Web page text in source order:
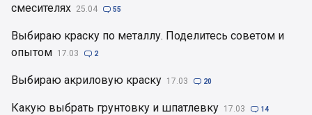
смесителях 25.04  55
Выбираю краску по металлу. Поделитесь советом и
опытом 17.03  2
Выбираю акриловую краску 17.03  20
Какую выбрать грунтовку и шпатлевку 17.03  14